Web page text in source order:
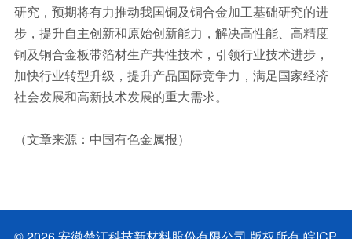
研究，预期将有力推动我国铜及铜合金加工基础研究的进
步，提升自主创新和原始创新能力，解决高性能、高精度
铜及铜合金板带箔材生产共性技术，引领行业技术进步，
加快行业转型升级，提升产品国际竞争力，满足国家经济
社会发展和高新技术发展的重大需求。
（文章来源：中国有色金属报）